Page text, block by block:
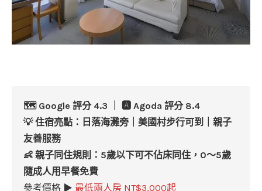
🗺️ Google 評分 4.3 ｜ 🅰️ Agoda 評分 8.4
💡 住宿亮點：日落海灘旁｜美國村步行可到｜親子
友善服務
👶 親子同住規則：5歲以下可不佔床同住，0～5歲
隨成人用早餐免費
參考價格 ▶ 最低兩人房 NT$3,000起